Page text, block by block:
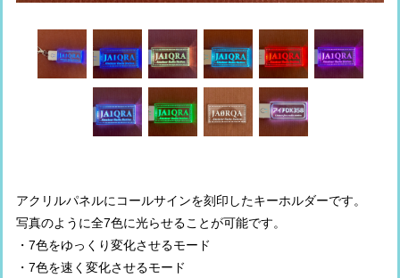
アクリルパネルにコールサインを刻印したキーホルダーです。
写真のように全7色に光らせることが可能です。
・7色をゆっくり変化させるモード
・7色を速く変化させるモード